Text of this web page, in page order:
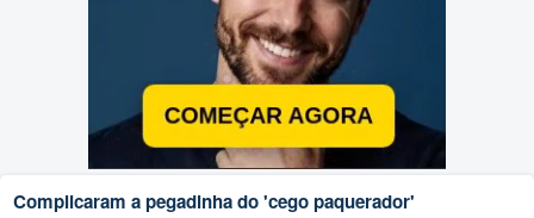
Complicaram a pegadinha do 'cego paquerador'